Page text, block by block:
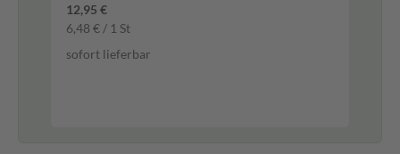
12,95 €
6,48 € / 1 St
sofort lieferbar